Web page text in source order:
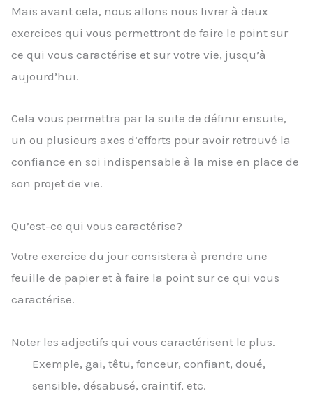
Mais avant cela, nous allons nous livrer à deux
exercices qui vous permettront de faire le point sur
ce qui vous caractérise et sur votre vie, jusqu’à
aujourd’hui.
Cela vous permettra par la suite de définir ensuite,
un ou plusieurs axes d’efforts pour avoir retrouvé la
confiance en soi indispensable à la mise en place de
son projet de vie.
Qu’est-ce qui vous caractérise?
Votre exercice du jour consistera à prendre une
feuille de papier et à faire la point sur ce qui vous
caractérise.
Noter les adjectifs qui vous caractérisent le plus.
Exemple, gai, têtu, fonceur, confiant, doué,
sensible, désabusé, craintif, etc.